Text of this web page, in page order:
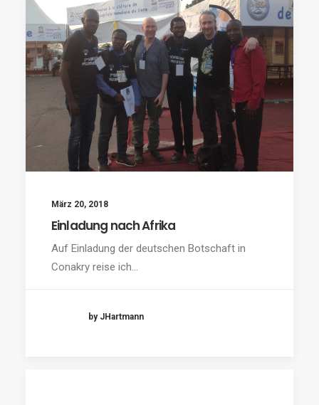
März 20, 2018
Einladung nach Afrika
Auf Einladung der deutschen Botschaft in
Conakry reise ich…
by JHartmann